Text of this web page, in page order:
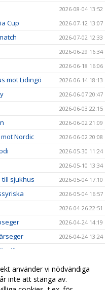
2026-08-04 13:52
Cup 2026-07-12 13:07
2026-07-02 12:33
2026-06-29 16:34
2026-06-18 16:06
mot Lidingö 2026-06-14 18:13
2026-06-07 20:47
2026-06-03 22:15
2026-06-02 21:09
Nordic 2026-06-02 20:08
2026-05-30 11:24
2026-05-10 13:34
till sjukhus 2026-05-04 17:10
2026-05-04 16:57
2026-04-26 22:51
2026-04-24 14:19
2026-04-24 13:24
2026-03-18 17:17
2026-03-09 20:52
använder vi nödvändiga
inte att stänga av.